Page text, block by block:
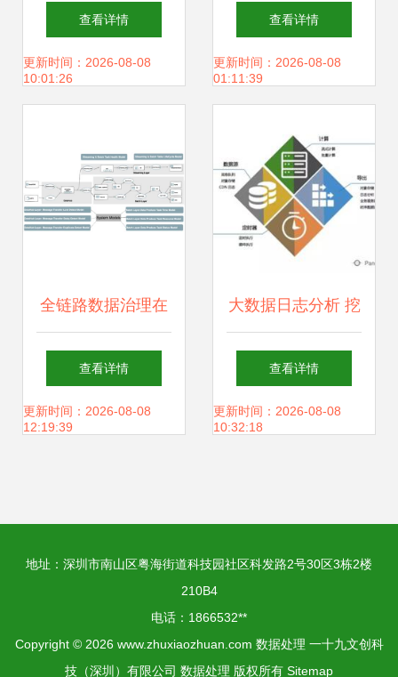
频K项问题 存储与
服务的核心挑战与
查看详情
更新时间：2026-08-08
10:01:26
入、处理与输出
查看详情
更新时间：2026-08-08
01:11:39
全链路数据治理在
网易严选的实践 以
存储支持服务为核
查看详情
更新时间：2026-08-08
12:19:39
大数据日志分析 挖
掘传统行业日志大
数据的无限价值
查看详情
更新时间：2026-08-08
10:32:18
地址：深圳市南山区粤海街道科技园社区科发路2号30区3栋2楼
210B4
电话：1866532**
Copyright © 2026 www.zhuxiaozhuan.com 数据处理 一十九文创科
技（深圳）有限公司 数据处理 版权所有 Sitemap